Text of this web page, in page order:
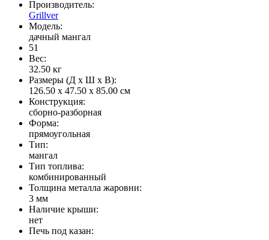
Производитель:
Grillver
Модель:
дачный мангал
51
Вес:
32.50 кг
Размеры (Д x Ш x В):
126.50 x 47.50 x 85.00 см
Конструкция:
сборно-разборная
Форма:
прямоугольная
Тип:
мангал
Тип топлива:
комбинированный
Толщина металла жаровни:
3 мм
Наличие крыши:
нет
Печь под казан: